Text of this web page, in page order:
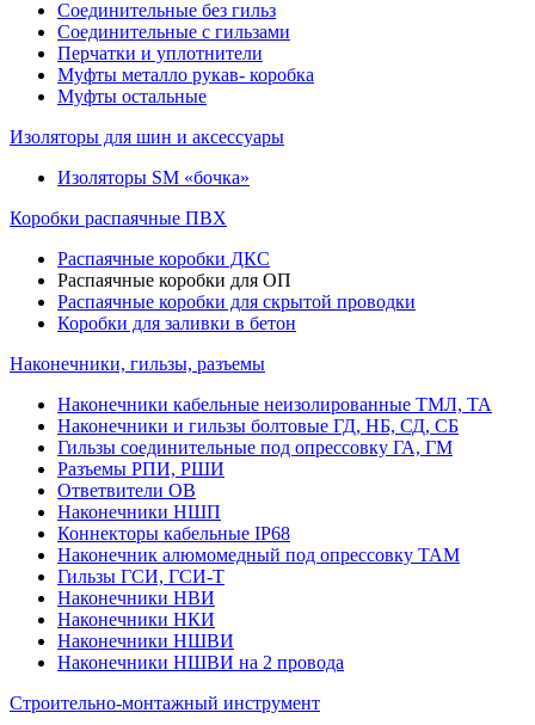
Соединительные без гильз
Соединительные с гильзами
Перчатки и уплотнители
Муфты металло рукав- коробка
Муфты остальные
Изоляторы для шин и аксессуары
Изоляторы SM «бочка»
Коробки распаячные ПВХ
Распаячные коробки ДКС
Распаячные коробки для ОП
Распаячные коробки для скрытой проводки
Коробки для заливки в бетон
Наконечники, гильзы, разъемы
Наконечники кабельные неизолированные ТМЛ, ТА
Наконечники и гильзы болтовые ГД, НБ, СД, СБ
Гильзы соединительные под опрессовку ГА, ГМ
Разъемы РПИ, РШИ
Ответвители ОВ
Наконечники НШП
Коннекторы кабельные IP68
Наконечник алюмомедный под опрессовку ТАМ
Гильзы ГСИ, ГСИ-Т
Наконечники НВИ
Наконечники НКИ
Наконечники НШВИ
Наконечники НШВИ на 2 провода
Строительно-монтажный инструмент